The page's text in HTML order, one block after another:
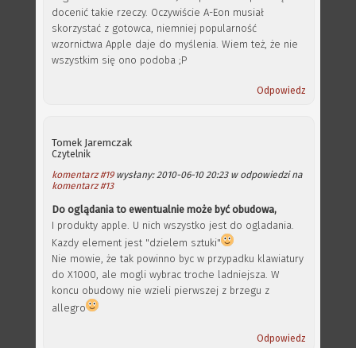
docenić takie rzeczy. Oczywiście A-Eon musiał
skorzystać z gotowca, niemniej popularność
wzornictwa Apple daje do myślenia. Wiem też, że nie
wszystkim się ono podoba ;P
Odpowiedz
Tomek Jaremczak
Czytelnik
komentarz #19wysłany: 2010-06-10 20:23 w odpowiedzi na
komentarz #13
Do oglądania to ewentualnie może być obudowa,
I produkty apple. U nich wszystko jest do ogladania.
Kazdy element jest "dzielem sztuki"
Nie mowie, że tak powinno byc w przypadku klawiatury
do X1000, ale mogli wybrac troche ladniejsza. W
koncu obudowy nie wzieli pierwszej z brzegu z
allegro
Odpowiedz